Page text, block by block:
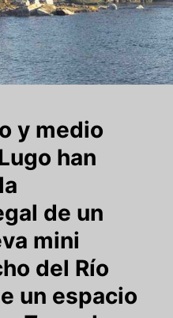
y medio
han
de un
mini
del Río
un espacio